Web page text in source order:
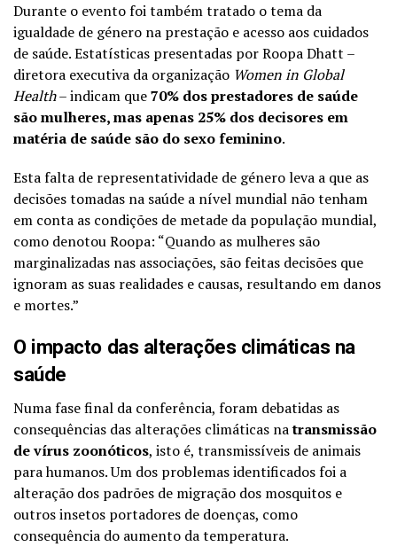
Durante o evento foi também tratado o tema da
igualdade de género na prestação e acesso aos cuidados
de saúde. Estatísticas presentadas por Roopa Dhatt –
diretora executiva da organização Women in Global
Health– indicam que70% dos prestadores de saúde
são mulheres, mas apenas 25% dos decisores em
matéria de saúde são do sexo feminino.
Esta falta de representatividade de género leva a que as
decisões tomadas na saúde a nível mundial não tenham
em conta as condições de metade da população mundial,
como denotou Roopa: “Quando as mulheres são
marginalizadas nas associações, são feitas decisões que
ignoram as suas realidades e causas, resultando em danos
e mortes.”
O impacto das alterações climáticas na
saúde
Numa fase final da conferência, foram debatidas as
consequências das alterações climáticas natransmissão
de vírus zoonóticos, isto é, transmissíveis de animais
para humanos. Um dos problemas identificados foi a
alteração dos padrões de migração dos mosquitos e
outros insetos portadores de doenças, como
consequência do aumento da temperatura.